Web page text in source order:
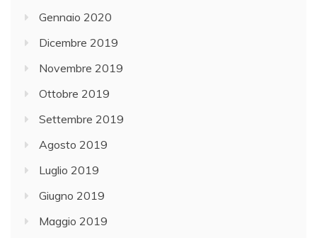
Gennaio 2020
Dicembre 2019
Novembre 2019
Ottobre 2019
Settembre 2019
Agosto 2019
Luglio 2019
Giugno 2019
Maggio 2019